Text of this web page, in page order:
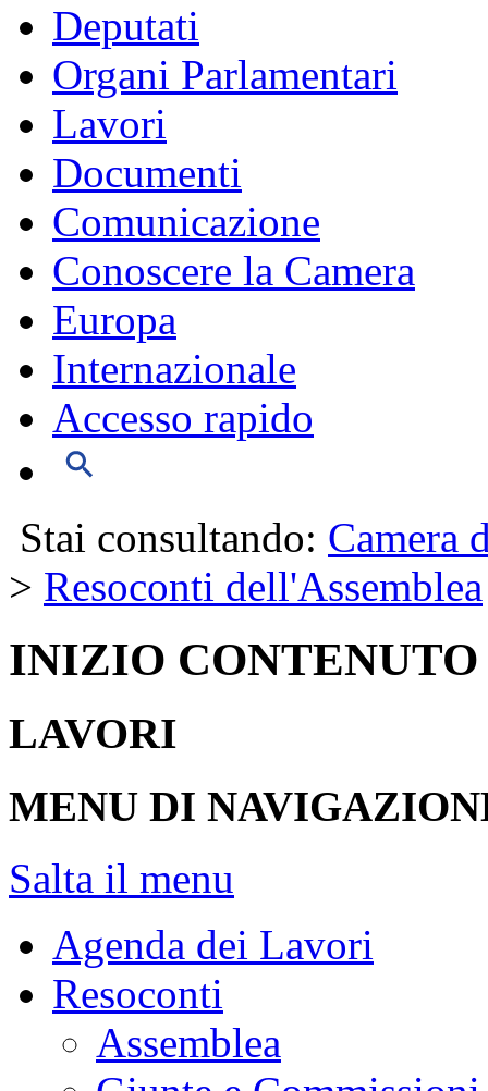
Deputati
Organi Parlamentari
Lavori
Documenti
Comunicazione
Conoscere la Camera
Europa
Internazionale
Accesso rapido
Stai consultando: Camera
> Resoconti dell'Assemblea
INIZIO CONTENUTO
LAVORI
MENU DI
Salta il menu
Agenda dei Lavori
Resoconti
Assemblea